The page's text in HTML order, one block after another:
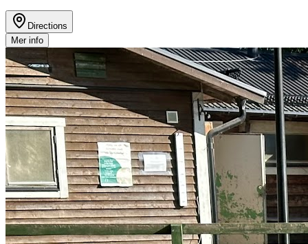
Directions
Mer info